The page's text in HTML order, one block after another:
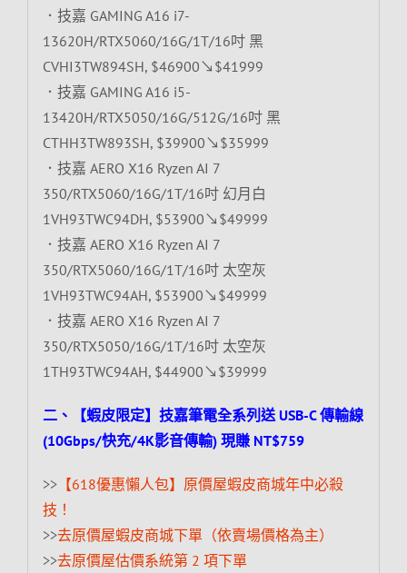
．技嘉 GAMING A16 i7-
13620H/RTX5060/16G/1T/16吋 黑
CVHI3TW894SH, $46900↘$41999
．技嘉 GAMING A16 i5-
13420H/RTX5050/16G/512G/16吋 黑
CTHH3TW893SH, $39900↘$35999
．技嘉 AERO X16 Ryzen AI 7
350/RTX5060/16G/1T/16吋 幻月白
1VH93TWC94DH, $53900↘$49999
．技嘉 AERO X16 Ryzen AI 7
350/RTX5060/16G/1T/16吋 太空灰
1VH93TWC94AH, $53900↘$49999
．技嘉 AERO X16 Ryzen AI 7
350/RTX5050/16G/1T/16吋 太空灰
1TH93TWC94AH, $44900↘$39999
二、【蝦皮限定】技嘉筆電全系列送 USB-C 傳輸線
(10Gbps/快充/4K影音傳輸) 現賺 NT$759
>>【618優惠懶人包】原價屋蝦皮商城年中必殺
技！
>>去原價屋蝦皮商城下單（依賣場價格為主）
>>去原價屋估價系統第 2 項下單